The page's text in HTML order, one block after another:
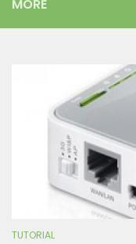
MORE
TUTORIAL